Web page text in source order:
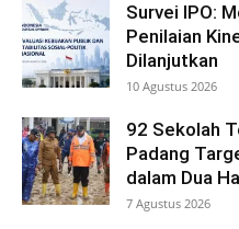
Survei IPO:
Penilaian
Dilanjutkan
10 Agustus 2026
92 Sekolah
Padang
dalam Dua
7 Agustus 2026